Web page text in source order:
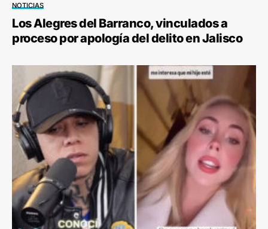
NOTICIAS
Los Alegres del Barranco, vinculados a
proceso por apología del delito en Jalisco